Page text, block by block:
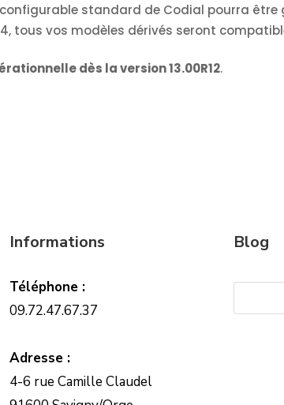
standard de Codial pourra être
tous vos modèles dérivés seront
dès la version 13.00R12.
Informations
Téléphone :
09.72.47.67.37
Adresse :
4-6 rue Camille Claudel
Blog